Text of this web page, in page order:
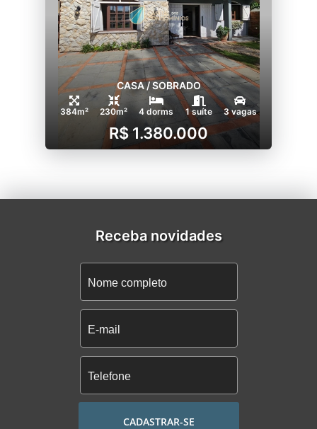
CASA / SOBRADO
384m² 230m² 4 dorms 1 suíte 3 vagas
R$ 1.380.000
Receba novidades
CADASTRAR-SE